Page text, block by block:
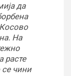
да
На
расте
чини